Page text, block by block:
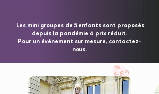
Les mini groupes de 5 enfants sont proposés
depuis la pandémie à prix réduit.
Pour un événement sur mesure, contactez-
nous.